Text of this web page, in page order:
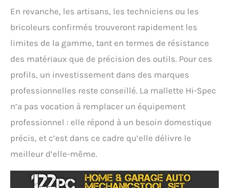
En revanche, les artisans, les techniciens ou les
bricoleurs confirmés trouveront rapidement les
limites de la gamme, tant en termes de résistance
des matériaux que de précision des outils. Pour ces
profils, un investissement dans des marques
professionnelles reste conseillé. La mallette Hi-Spec
n’a pas vocation à remplacer un équipement
professionnel : elle répond à un besoin domestique
précis, et c’est dans ce cadre qu’elle délivre le
meilleur d’elle-même.